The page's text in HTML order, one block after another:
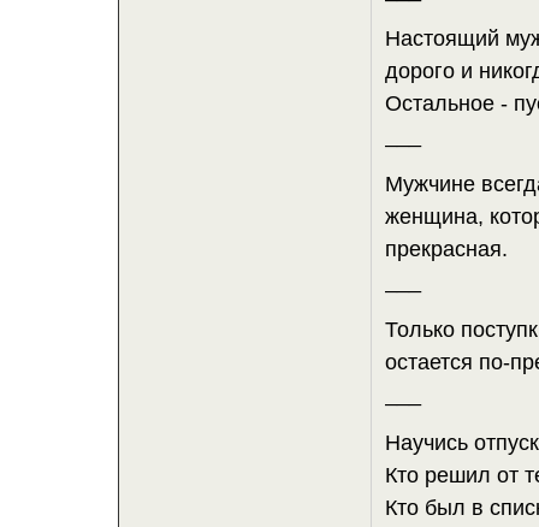
Настоящий
дорого и
Остальное -
Мужчине
женщина,
прекрасная.
Только
остается по-
Научись
Кто решил от
Кто был в